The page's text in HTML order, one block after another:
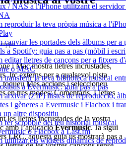
/ NAS a l'iPhone utilitzant el
reproduir la teva pròpia música a
canviar les portades dels àlbums per a
a Spotify: guia pas a pas (mòbil i
editar lletres de cançons per a fitxers
o MAC
transferir la teva biblioteca musical
a Evermusic: guia pas a pas
arxivar (ZIP) llistes de reproducció,
i gèneres a Evermusic i Flacbox i
un altre dispositiu
fer scrobble del teu historial musical
o Flacbox a Last.fm
utilitzar els widgets dinàmics de
i Mac mostra lletres incrustades,
.lrc externs per a qualsevol pista
Més accions i seleccioneu
en tres modes: Comentaris, Lletres
les lletres incrustades de la vostra
amb l’aplicacióEvermusic. Ja sigui
LRC, aquesta guia us mostrarà pas a